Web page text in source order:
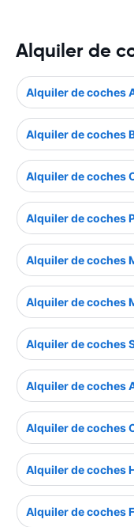
Alquiler de
Alquiler de coches
Alquiler de coches
Alquiler de coches
Alquiler de coches
Alquiler de coches
Alquiler de coches
Alquiler de coches
Alquiler de coches
Alquiler de coches
Alquiler de coches
Alquiler de coches